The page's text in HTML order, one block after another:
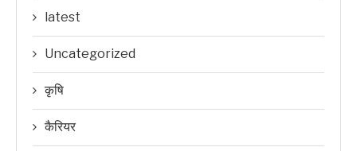
latest
Uncategorized
कृषि
कैरियर